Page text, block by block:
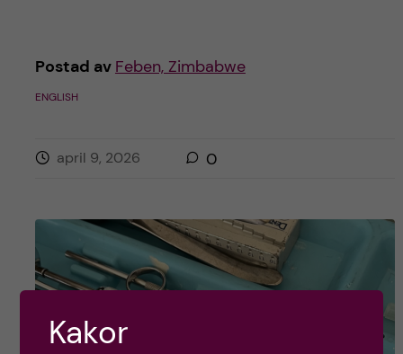
Postad av Feben, Zimbabwe
ENGLISH
april 9, 2026 0
Kakor